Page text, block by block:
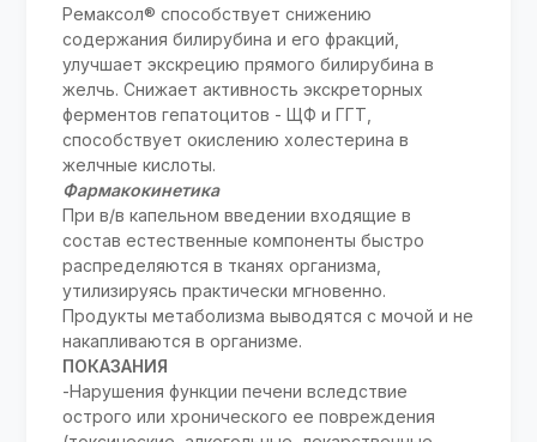
Ремаксол® способствует снижению
содержания билирубина и его фракций,
улучшает экскрецию прямого билирубина в
желчь. Снижает активность экскреторных
ферментов гепатоцитов - ЩФ и ГГТ,
способствует окислению холестерина в
желчные кислоты.
Фармакокинетика
При в/в капельном введении входящие в
состав естественные компоненты быстро
распределяются в тканях организма,
утилизируясь практически мгновенно.
Продукты метаболизма выводятся с мочой и не
накапливаются в организме.
ПОКАЗАНИЯ
-Нарушения функции печени вследствие
острого или хронического ее повреждения